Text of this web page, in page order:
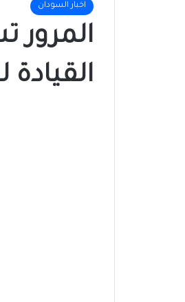
اخبار السودان
القيادة